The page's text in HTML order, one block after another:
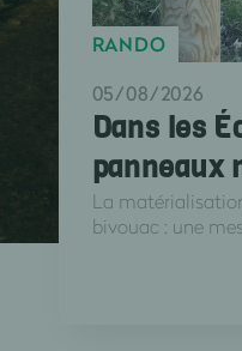
RANDO
05/08/2026
Dans les
panneaux
La
bivouac : une